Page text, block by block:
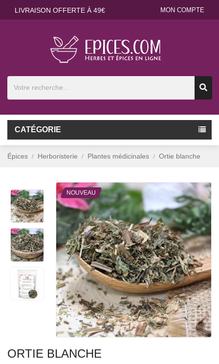
LIVRAISON OFFERTE À 49€ MON COMPTE
CATÉGORIE
Épices Herboristerie Plantes médicinales Ortie blanche
NOUVEAU
ORTIE BLANCHE